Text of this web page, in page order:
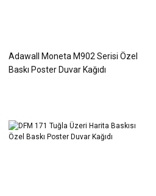
Adawall Moneta M902 Serisi Özel
Baskı Poster Duvar Kağıdı